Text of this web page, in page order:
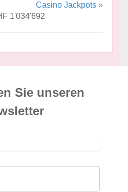
Casino Jackpots »
1'034'692
Sie unseren